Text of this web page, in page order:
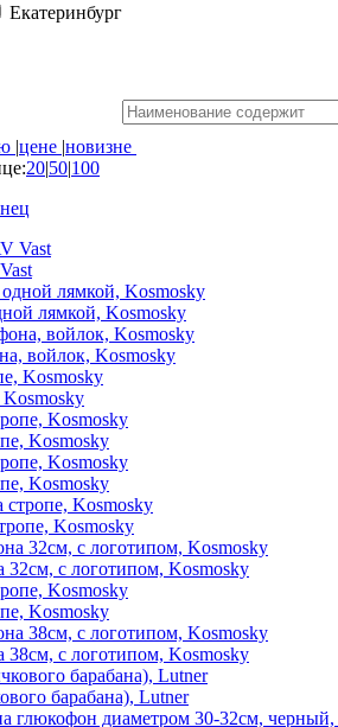
Екатеринбург
|цене |новизне
20|50|100
лямкой, Kosmosky
войлок, Kosmosky
Kosmosky
Kosmosky
Kosmosky
с логотипом, Kosmosky
Kosmosky
с логотипом, Kosmosky
барабана), Lutner